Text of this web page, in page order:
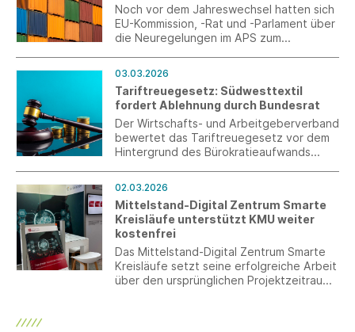
Noch vor dem Jahreswechsel hatten sich
EU-Kommission, -Rat und -Parlament über
die Neuregelungen im APS zum
der EU-Kommission über weitere
Detailfragen.
03.03.2026
Tariftreuegesetz: Südwesttextil
fordert Ablehnung durch Bundesrat
Der Wirtschafts- und Arbeitgeberverband
bewertet das Tariftreuegesetz vor dem
Hintergrund des Bürokratieaufwands
02.03.2026
Mittelstand-Digital Zentrum Smarte
Kreisläufe unterstützt KMU weiter
kostenfrei
Das Mittelstand-Digital Zentrum Smarte
Kreisläufe setzt seine erfolgreiche Arbeit
über den ursprünglichen Projektzeitraum